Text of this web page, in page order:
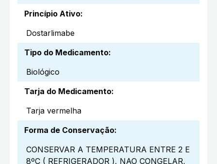
Princípio Ativo:
Dostarlimabe
Tipo do Medicamento:
Biológico
Tarja do Medicamento:
Tarja vermelha
Forma de Conservação:
CONSERVAR A TEMPERATURA ENTRE 2 E
8ºC ( REFRIGERADOR ), NAO CONGELAR,